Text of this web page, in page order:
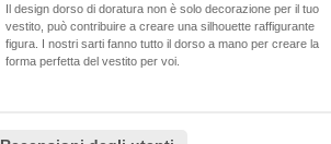
Il design dorso di doratura non è solo decorazione per il tuo
vestito, può contribuire a creare una silhouette raffigurante
figura. I nostri sarti fanno tutto il dorso a mano per creare la
forma perfetta del vestito per voi.